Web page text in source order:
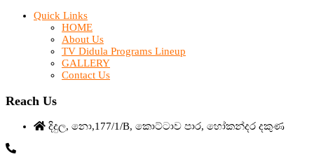
Quick Links
HOME
About Us
TV Didula Programs Lineup
GALLERY
Contact Us
Reach Us
දිදුල, නො,177/1/B, කොට්ටාව පාර, හෝකන්දර දකුණ